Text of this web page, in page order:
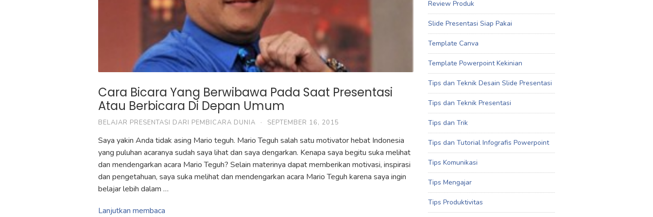
Cara Bicara Yang Berwibawa Pada Saat Presentasi
Atau Berbicara Di Depan Umum
BELAJAR PRESENTASI DARI PEMBICARA DUNIA · SEPTEMBER 16, 2015
Saya yakin Anda tidak asing Mario teguh. Mario Teguh salah satu motivator hebat Indonesia
yang puluhan acaranya sudah saya lihat dan saya dengarkan. Kenapa saya begitu suka melihat
dan mendengarkan acara Mario Teguh? Selain materinya dapat memberikan motivasi, inspirasi
dan pengetahuan, saya suka melihat dan mendengarkan acara Mario Teguh karena saya ingin
belajar lebih dalam …
Lanjutkan membaca
Review Produk
Slide Presentasi Siap Pakai
Template Canva
Template Powerpoint Kekinian
Tips dan Teknik Desain Slide Presentasi
Tips dan Teknik Presentasi
Tips dan Trik
Tips dan Tutorial Infografis Powerpoint
Tips Komunikasi
Tips Mengajar
Tips Produktivitas